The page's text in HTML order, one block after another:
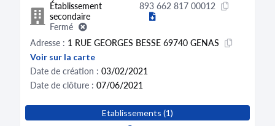
Établissement
secondaire
Fermé
893 662 817 00012
Adresse : 1 RUE GEORGES BESSE 69740 GENAS
Voir sur la carte
Date de création : 03/02/2021
Date de clôture : 07/06/2021
Etablissements (1)